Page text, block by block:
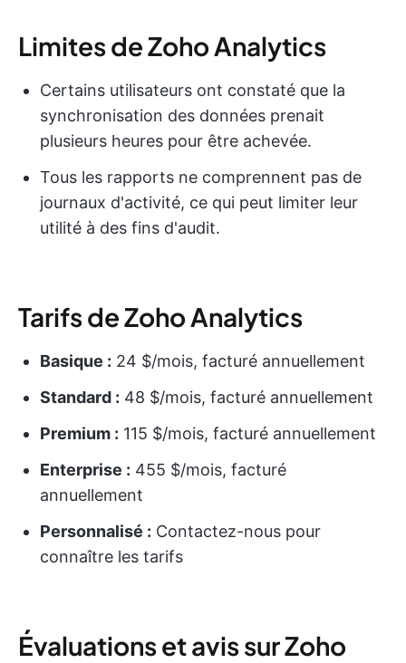
Limites de Zoho Analytics
Certains utilisateurs ont constaté que la
synchronisation des données prenait
plusieurs heures pour être achevée.
Tous les rapports ne comprennent pas de
journaux d'activité, ce qui peut limiter leur
utilité à des fins d'audit.
Tarifs de Zoho Analytics
Basique : 24 $/mois, facturé annuellement
Standard : 48 $/mois, facturé annuellement
Premium : 115 $/mois, facturé annuellement
Enterprise : 455 $/mois, facturé
annuellement
Personnalisé : Contactez-nous pour
connaître les tarifs
Évaluations et avis sur Zoho